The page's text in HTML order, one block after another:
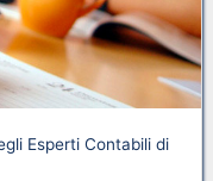
Esperti Contabili di